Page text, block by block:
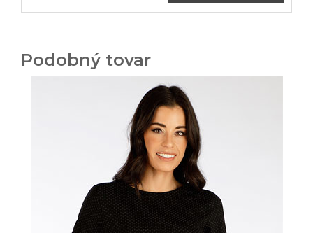
Podobný tovar